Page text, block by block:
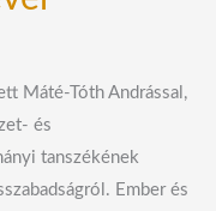
Máté-Tóth Andrással,
és
tanszékének
Ember és